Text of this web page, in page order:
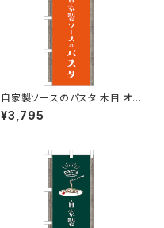
自家製ソースのパスタ 木目 オレ
ンジ のぼり旗
¥3,795